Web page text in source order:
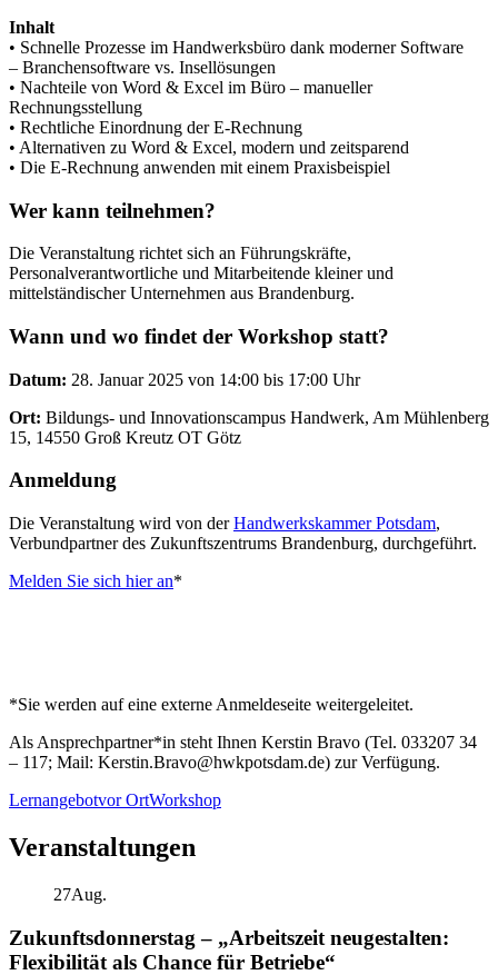
Inhalt
• Schnelle Prozesse im Handwerksbüro dank moderner Software
– Branchensoftware vs. Insellösungen
• Nachteile von Word & Excel im Büro – manueller
Rechnungsstellung
• Rechtliche Einordnung der E-Rechnung
• Alternativen zu Word & Excel, modern und zeitsparend
• Die E-Rechnung anwenden mit einem Praxisbeispiel
Wer kann teilnehmen?
Die Veranstaltung richtet sich an Führungskräfte,
Personalverantwortliche und Mitarbeitende kleiner und
mittelständischer Unternehmen aus Brandenburg.
Wann und wo findet der Workshop statt?
Datum: 28. Januar 2025 von 14:00 bis 17:00 Uhr
Ort: Bildungs- und Innovationscampus Handwerk, Am Mühlenberg
15, 14550 Groß Kreutz OT Götz
Anmeldung
Die Veranstaltung wird von derHandwerkskammer Potsdam,
Verbundpartner des Zukunftszentrums Brandenburg, durchgeführt.
Melden Sie sich hier an*
*Sie werden auf eine externe Anmeldeseite weitergeleitet.
Als Ansprechpartner*in steht Ihnen Kerstin Bravo (Tel. 033207 34
– 117; Mail: Kerstin.Bravo@hwkpotsdam.de) zur Verfügung.
Lernangebotvor OrtWorkshop
Veranstaltungen
27Aug.
Zukunftsdonnerstag – „Arbeitszeit neugestalten:
Flexibilität als Chance für Betriebe“